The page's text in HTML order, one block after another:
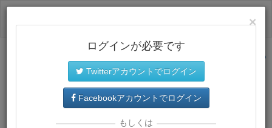
サイトトップに戻る
×
ログインが必要です
Twitterアカウントでログイン
Facebookアカウントでログイン
もしくは